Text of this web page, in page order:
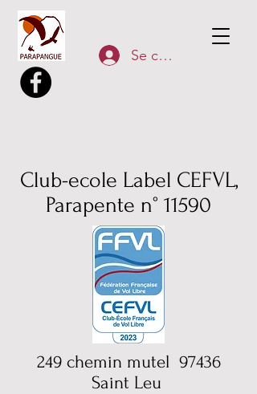
Se connecter
Club-ecole Label CEFVL,
Parapente n° 11590
249 chemin mutel 97436
Saint Leu